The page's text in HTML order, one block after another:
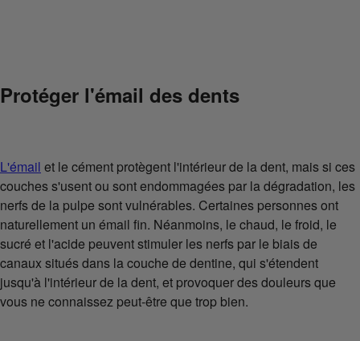
Protéger l'émail des dents
L'émail et le cément protègent l'intérieur de la dent, mais si ces
couches s'usent ou sont endommagées par la dégradation, les
nerfs de la pulpe sont vulnérables. Certaines personnes ont
naturellement un émail fin. Néanmoins, le chaud, le froid, le
sucré et l'acide peuvent stimuler les nerfs par le biais de
canaux situés dans la couche de dentine, qui s'étendent
jusqu'à l'intérieur de la dent, et provoquer des douleurs que
vous ne connaissez peut-être que trop bien.